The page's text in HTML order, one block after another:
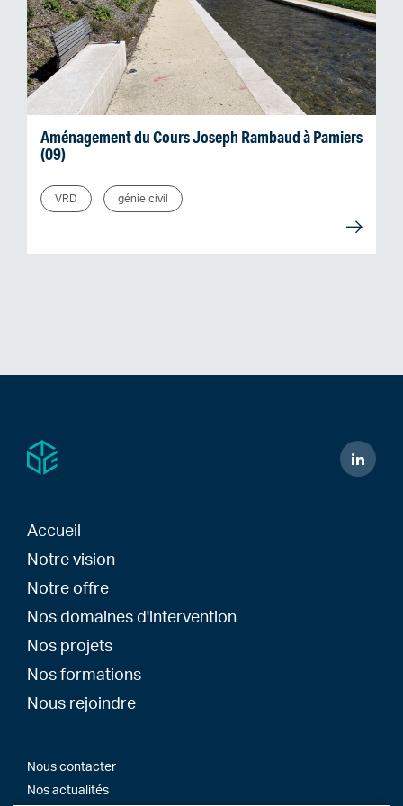
Aménagement du Cours Joseph Rambaud à Pamiers
(09)
VRD génie civil
Accueil
Notre vision
Notre offre
Nos domaines d'intervention
Nos projets
Nos formations
Nous rejoindre
Nous contacter
Nos actualités